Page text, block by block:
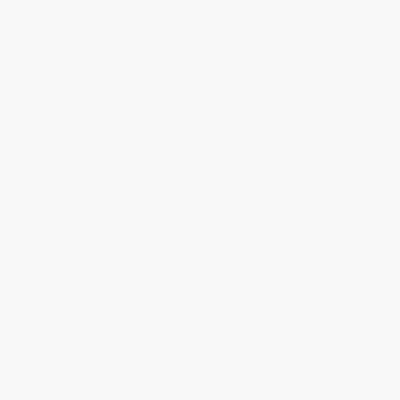
„nem ígérünk semmit, mert azon már rég túl